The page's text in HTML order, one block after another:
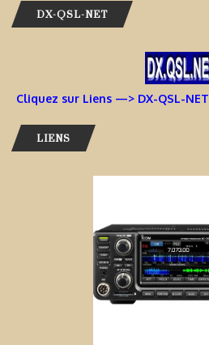
DX-QSL-NET
Cliquez sur Liens —> DX-QSL-NET
LIENS